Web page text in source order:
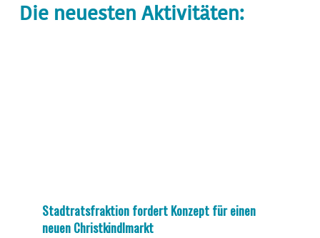
Die neuesten Aktivitäten:
Stadtratsfraktion fordert Konzept für einen
neuen Christkindlmarkt